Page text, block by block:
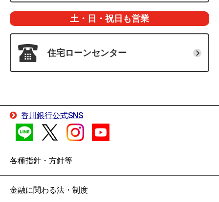
バリアフリートイレ
設置店舗はこちら
ユニバーサルデザイン画面の採用
全てのATMにおいて、操作ボタンや文字の拡大、さま
用しています。
電子メモパッド
土・日・祝日も営業
住宅ローンセンター
香川銀行公式SNS
各種指針・方針等
金融に関わる法・制度